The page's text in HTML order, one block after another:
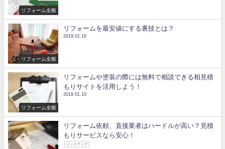
リフォーム全般
リフォーム全般
リフォームを最安値にする裏技とは？
2019.01.16
リフォーム全般
リフォームや塗装の際には無料で相談できる相見積
もりサイトを活用しよう！
2019.01.10
リフォーム依頼、直接業者はハードルが高い？見積
もりサービスなら安心！
ピックアップ